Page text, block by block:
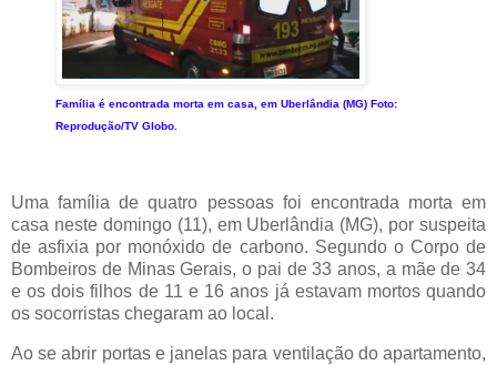
Família é encontrada morta em casa, em Uberlândia (MG) Foto:
Reprodução/TV Globo.
Uma família de quatro pessoas foi encontrada morta em
casa neste domingo (11), em Uberlândia (MG), por suspeita
de asfixia por monóxido de carbono. Segundo o Corpo de
Bombeiros de Minas Gerais, o pai de 33 anos, a mãe de 34
e os dois filhos de 11 e 16 anos já estavam mortos quando
os socorristas chegaram ao local.
Ao se abrir portas e janelas para ventilação do apartamento,